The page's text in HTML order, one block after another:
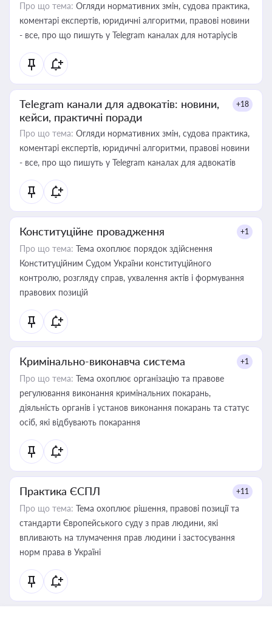
Про що тема: Огляди нормативних змін, судова практика,
коментарі експертів, юридичні алгоритми, правові новини
- все, про що пишуть у Telegram каналах для нотаріусів
Telegram канали для адвокатів: новини,
кейси, практичні поради
+18
Про що тема: Огляди нормативних змін, судова практика,
коментарі експертів, юридичні алгоритми, правові новини
- все, про що пишуть у Telegram каналах для адвокатів
Конституційне провадження +1
Про що тема: Тема охоплює порядок здійснення
Конституційним Судом України конституційного
контролю, розгляду справ, ухвалення актів і формування
правових позицій
Кримінально-виконавча система +1
Про що тема: Тема охоплює організацію та правове
регулювання виконання кримінальних покарань,
діяльність органів і установ виконання покарань та статус
осіб, які відбувають покарання
Практика ЄСПЛ +11
Про що тема: Тема охоплює рішення, правові позиції та
стандарти Європейського суду з прав людини, які
впливають на тлумачення прав людини і застосування
норм права в Україні